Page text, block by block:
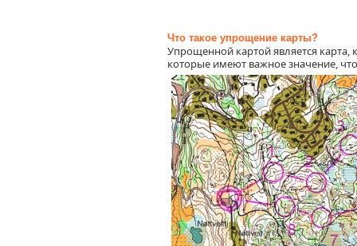
Что такое упрощение карты?
Упрощенной картой является карта,
которые имеют важное значение,